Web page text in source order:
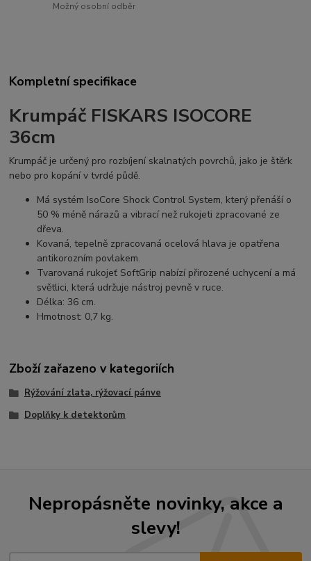
Možný osobní odběr
Kompletní specifikace
Krumpáč FISKARS ISOCORE
36cm
Krumpáč je určený pro rozbíjení skalnatých povrchů, jako je štěrk
nebo pro kopání v tvrdé půdě.
Má systém IsoCore Shock Control System, který přenáší o
50 % méně nárazů a vibrací než rukojeti zpracované ze
dřeva.
Kovaná, tepelně zpracovaná ocelová hlava je opatřena
antikorozním povlakem.
Tvarovaná rukojeť SoftGrip nabízí přirozené uchycení a má
světlici, která udržuje nástroj pevně v ruce.
Délka: 36 cm.
Hmotnost: 0,7 kg.
Zboží zařazeno v kategoriích
Rýžování zlata, rýžovací pánve
Doplňky k detektorům
Nepropásněte novinky, akce a
slevy!